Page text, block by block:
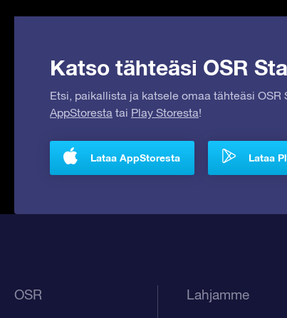
Katso tähteäsi OSR
Etsi, paikallista ja katsele omaa tähteäsi
AppStoresta tai Play Storesta!
Lataa AppStoresta Lataa
OSR Lahjamme